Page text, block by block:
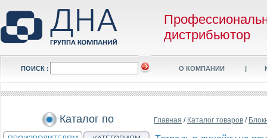
дистрибьютор
ПОИСК : О КОМПАНИИ |
Каталог по Главная / Каталог товаров /